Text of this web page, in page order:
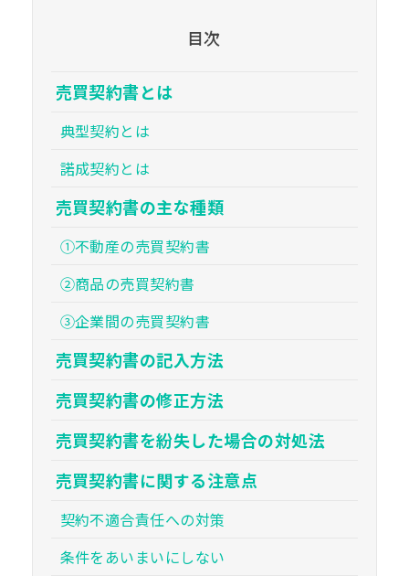
目次
売買契約書とは
典型契約とは
諾成契約とは
売買契約書の主な種類
①不動産の売買契約書
②商品の売買契約書
③企業間の売買契約書
売買契約書の記入方法
売買契約書の修正方法
売買契約書を紛失した場合の対処法
売買契約書に関する注意点
契約不適合責任への対策
条件をあいまいにしない